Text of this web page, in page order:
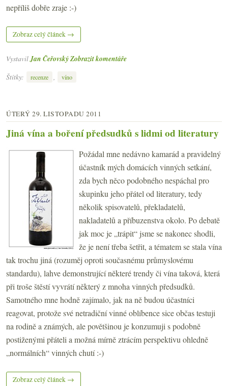
nepříliš dobře zraje :-)
Zobraz celý článek →
Vystavil Jan ČeřovskýZobrazit komentáře
Štítky:
recenze , víno
ÚTERÝ 29. LISTOPADU 2011
Jiná vína a boření předsudků s lidmi od literatury
Požádal mne nedávno kamarád a pravidelný
účastník mých domácích vinných setkání,
zda bych něco podobného nespáchal pro
skupinku jeho přátel od literatury, tedy
několik spisovatelů, překladatelů,
nakladatelů a příbuzenstva okolo. Po debatě
jak moc je „trápit“ jsme se nakonec shodli,
že je není třeba šetřit, a tématem se stala vína
tak trochu jiná (rozuměj oproti současnému průmyslovému
standardu), lahve demonstrující některé trendy či vína taková, která
při troše štěstí vyvrátí některý z mnoha vinných předsudků.
Samotného mne hodně zajímalo, jak na ně budou účastníci
reagovat, protože své netradiční vinné oblíbence sice občas testuji
na rodině a známých, ale povětšinou je konzumuji s podobně
postiženými přáteli a možná mírně ztrácím perspektivu ohledně
„normálních“ vinných chutí :-)
Zobraz celý článek →